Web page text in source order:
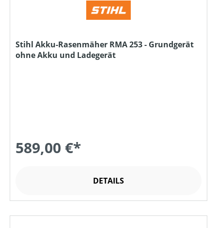
Stihl Akku-Rasenmäher RMA 253 - Grundgerät
ohne Akku und Ladegerät
589,00 €*
DETAILS